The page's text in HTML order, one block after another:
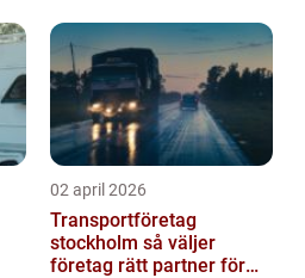
02 april 2026
Transportföretag
stockholm så väljer
företag rätt partner för